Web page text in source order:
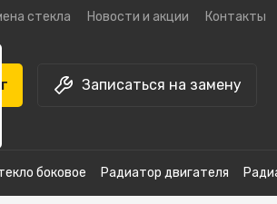
стекла Новости и акции Контакты
Записаться на замену
боковое Радиатор двигателя